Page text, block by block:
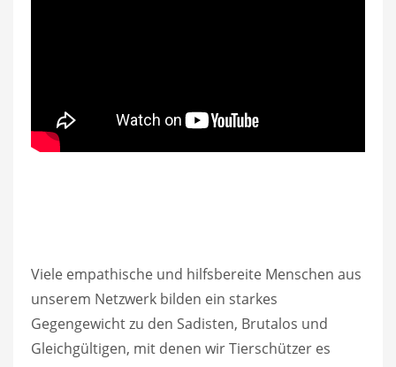
Viele empathische und hilfsbereite Menschen aus
unserem Netzwerk bilden ein starkes
Gegengewicht zu den Sadisten, Brutalos und
Gleichgültigen, mit denen wir Tierschützer es